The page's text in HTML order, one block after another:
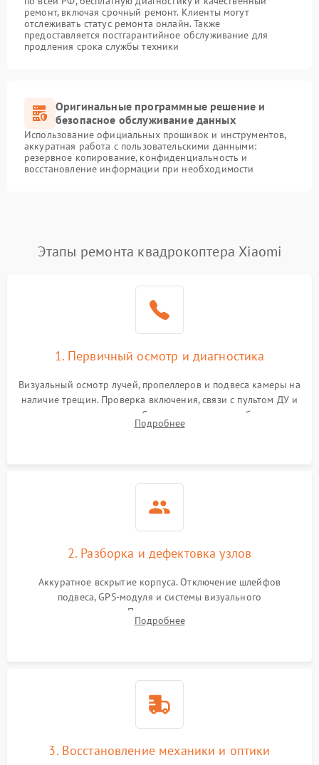
ремонт, включая срочный ремонт. Клиенты могут
отслеживать статус ремонта онлайн. Также
предоставляется постгарантийное обслуживание для
продления срока службы техники
Оригинальные программные решение и
безопасное обслуживание данных
Использование официальных прошивок и инструментов,
аккуратная работа с пользовательскими данными:
резервное копирование, конфиденциальность и
восстановление информации при необходимости
Этапы ремонта квадрокоптера Xiaomi
1. Первичный осмотр и диагностика
Визуальный осмотр лучей, пропеллеров и подвеса камеры на
наличие трещин. Проверка включения, связи с пультом ДУ и
передачи видеосигнала. Считывание логов ошибок через
полетное ПО для определения характера неисправности.
Подробнее
2. Разборка и дефектовка узлов
Аккуратное вскрытие корпуса. Отключение шлейфов
подвеса, GPS-модуля и системы визуального
позиционирования. Проверка полетного контроллера,
регуляторов оборотов (ESC) и бесколлекторных моторов на
Подробнее
3. Восстановление механики и оптики